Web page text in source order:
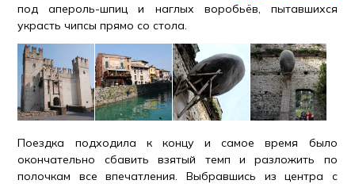
под апероль-шпиц и наглых воробьёв, пытавшихся
украсть чипсы прямо со стола.
Поездка подходила к концу и самое время было
окончательно сбавить взятый темп и разложить по
полочкам все впечатления. Выбравшись из центра с